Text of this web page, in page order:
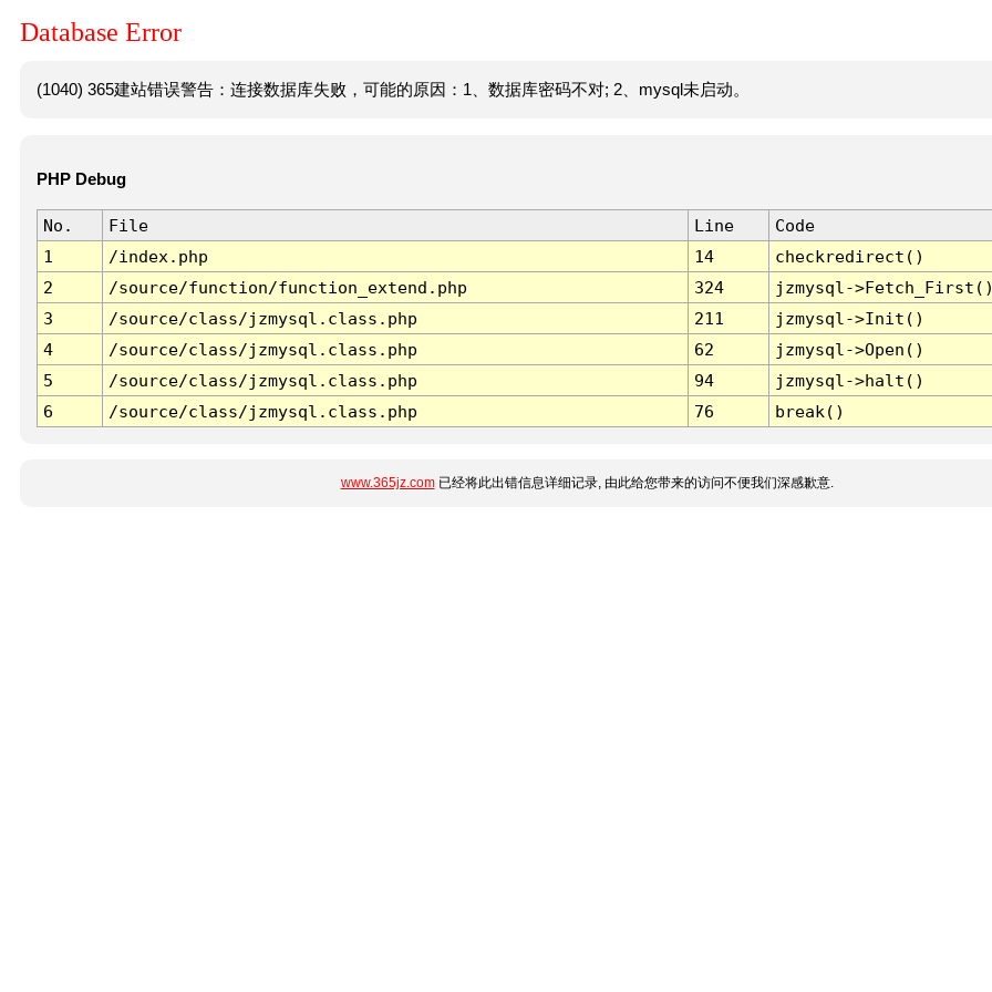
Database Error
(1040) 365建站错误警告：连接数据库失败，可能的原因：1、数据库密码不对; 2、mysql未启动。
PHP Debug
No. File Line
Code
1
/index.php 14
checkredirect()
2
/source/function/function_extend.php 324
jzmysql-
3
/source/class/jzmysql.class.php 211
jzmysql->Init()
4
/source/class/jzmysql.class.php 62
jzmysql->Open()
5
/source/class/jzmysql.class.php 94
jzmysql->halt()
6
/source/class/jzmysql.class.php 76 break()
www.365jz.com已经将此出错信息详细记录, 由此给您带来的访问不便我们深感歉意.